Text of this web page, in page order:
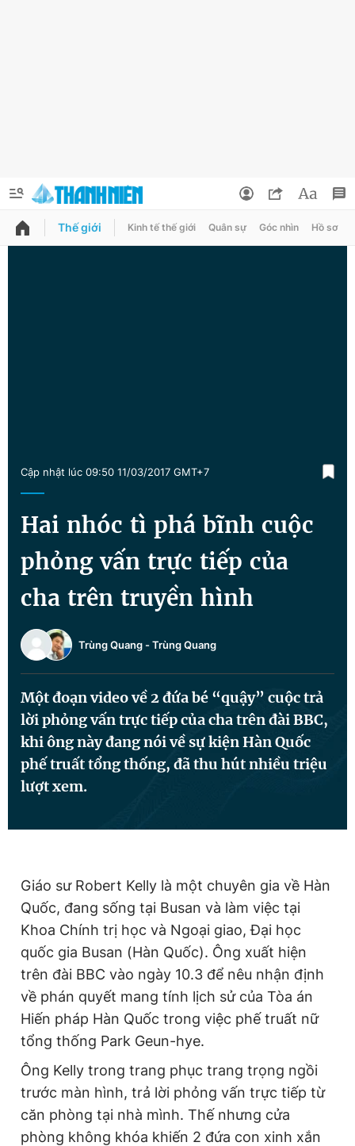
QUẢNG CÁO
Sản phẩm khác
Tiện ích Bạn cần biết
Thông tin tòa soạn Liên hệ quảng cáo
Đọc Thanh Niên trên điện thoại
Hotline
0906 645 777
Liên hệ quảng cáo
0908 780 404
Đặt báo Quảng cáo RSS Tòa soạn Chính sách bảo
Tổng biên tập: Nguyễn Ngọc Toàn
Phó tổng biên tập thường trực: Hải Thành
Phó tổng biên tập: Lâm Hiếu Dũng
Phó tổng biên tập: Trần Việt Hưng
Giấy phép xuất bản số 110/GP - BTTTT cấp ngày 24.3.2020
© 2003-2026 Bản quyền thuộc về Báo Thanh Niên. Cấm sao
chép dưới mọi hình thức nếu không có sự chấp thuận bằng văn
bản. Phát triển bởi ePi Technologies, JSC.
Thế giới Kinh tế thế giới Quân sự Góc nhìn Hồ sơ
Cập nhật lúc 09:50 11/03/2017 GMT+7
Hai nhóc tì phá bĩnh cuộc
phỏng vấn trực tiếp của
cha trên truyền hình
Trùng Quang -Trùng Quang
Một đoạn video về 2 đứa bé “quậy” cuộc trả
lời phỏng vấn trực tiếp của cha trên đài BBC,
khi ông này đang nói về sự kiện Hàn Quốc
phế truất tổng thống, đã thu hút nhiều triệu
lượt xem.
Giáo sư Robert Kelly là một chuyên gia về Hàn
Quốc, đang sống tại Busan và làm việc tại
Khoa Chính trị học và Ngoại giao, Đại học
quốc gia Busan (Hàn Quốc). Ông xuất hiện
trên đài BBC vào ngày 10.3 để nêu nhận định
về phán quyết mang tính lịch sử của Tòa án
Hiến pháp Hàn Quốc trong việc phế truất nữ
tổng thống Park Geun-hye.
Ông Kelly trong trang phục trang trọng ngồi
trước màn hình, trả lời phỏng vấn trực tiếp từ
căn phòng tại nhà mình. Thế nhưng cửa
phòng không khóa khiến 2 đứa con xinh xắn